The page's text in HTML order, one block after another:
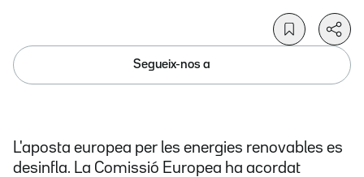
Segueix-nos a
L'aposta europea per les energies renovables es
desinfla. La Comissió Europea ha acordat